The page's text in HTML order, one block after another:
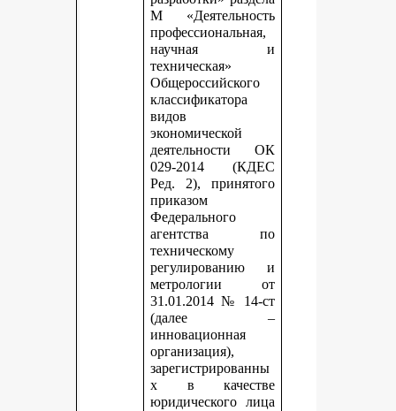
М «Деятельность
профессиональная,
научная и
техническая»
Общероссийского
классификатора
видов
экономической
деятельности ОК
029-2014 (КДЕС
Ред. 2), принятого
приказом
Федерального
агентства по
техническому
регулированию и
метрологии от
31.01.2014 № 14-ст
(далее –
инновационная
организация),
зарегистрированны
х в качестве
юридического лица